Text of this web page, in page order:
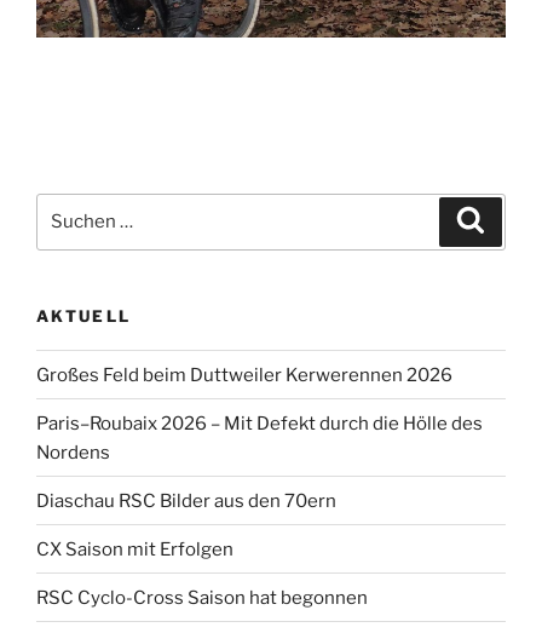
nach:
AKTUELL
Großes Feld beim Duttweiler Kerwerennen 2026
Paris–Roubaix 2026 – Mit Defekt durch die Hölle des
Nordens
Diaschau RSC Bilder aus den 70ern
CX Saison mit Erfolgen
RSC Cyclo-Cross Saison hat begonnen